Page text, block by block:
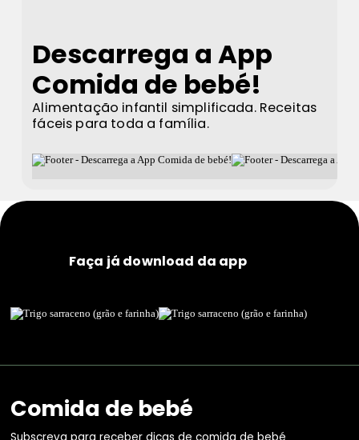
Descarrega a App
Comida de bebé!
Alimentação infantil simplificada. Receitas
fáceis para toda a família.
Comida de bebé
Faça já download da app